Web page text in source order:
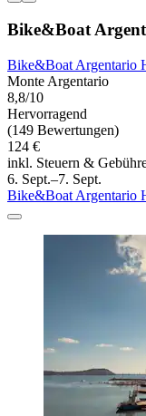
Bike&Boat
Bike&Boat Argentario
Monte Argentario
8,8/10
Hervorragend
(149 Bewertungen)
124 €
inkl. Steuern &
6. Sept.–7. Sept.
Bike&Boat Argentario